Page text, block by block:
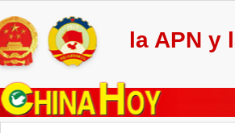
la APN y